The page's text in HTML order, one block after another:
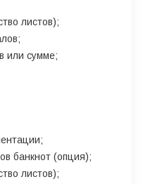
листов);
или сумме;
банкнот (опция);
листов);